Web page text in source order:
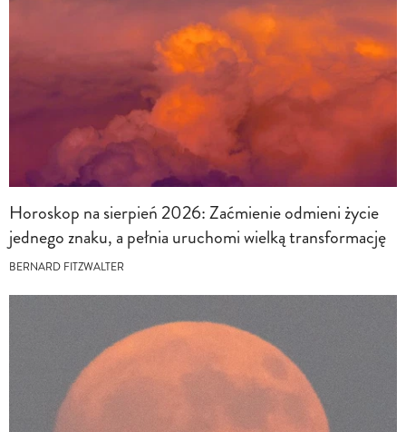
Horoskop na sierpień 2026: Zaćmienie odmieni życie
jednego znaku, a pełnia uruchomi wielką transformację
BERNARD FITZWALTER